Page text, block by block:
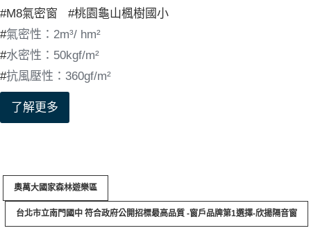
#M8氣密窗
#桃園龜山楓樹國小
#氣密性：2m³/ hm²
#水密性：50kgf/m²
#抗風壓性：360gf/m²
了解更多
奧萬大國家森林遊樂區
台北市立南門國中 符合政府公開招標最高品質 -窗戶品牌第1選擇-欣揚隔音窗